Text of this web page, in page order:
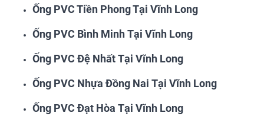
Ống PVC Tiền Phong Tại Vĩnh Long
Ống PVC Bình Minh Tại Vĩnh Long
Ống PVC Đệ Nhất Tại Vĩnh Long
Ống PVC Nhựa Đồng Nai Tại Vĩnh Long
Ống PVC Đạt Hòa Tại Vĩnh Long